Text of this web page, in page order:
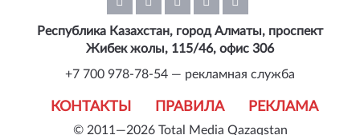
© 2011—2026 Total Media Qazaqstan
КОНТАКТЫ ПРАВИЛА РЕКЛАМА
Республика Казахстан, город Алматы, проспект
Жибек жолы, 115/46, офис 306
+7 700 978-78-54 — рекламная служба